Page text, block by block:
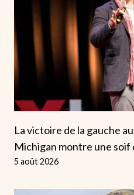
La victoire de la gauche
Michigan montre une soif
5 août 2026